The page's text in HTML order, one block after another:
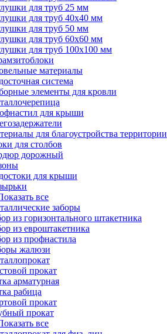
для труб 25 мм
для труб 40х40 мм
для труб 50 мм
для труб 60х60 мм
для труб 100х100 мм
материалы
система
элементы для кровли
для крыши
для благоустройства территории
для столбов
дорожный
для крыши
все
заборы
из горизонтального штакетника
из евроштакетника
из профнастила
жалюзи
прокат
арматурная
рабица
прокат
прокат
все